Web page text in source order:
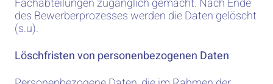
Fachabteilungen zugänglich gemacht. Nach Ende
des Bewerberprozesses werden die Daten gelöscht
(s.u).
Löschfristen von personenbezogenen Daten